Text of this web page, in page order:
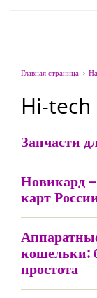
Главная страница
Hi-tech
Запчасти
Новикард
карт
кошельки:
простота